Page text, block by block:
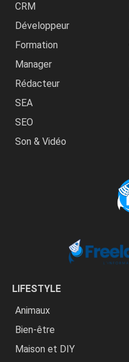
CRM
Développeur
Formation
Manager
Rédacteur
SEA
SEO
Son & Vidéo
LIFESTYLE
Animaux
Bien-être
Maison et DIY